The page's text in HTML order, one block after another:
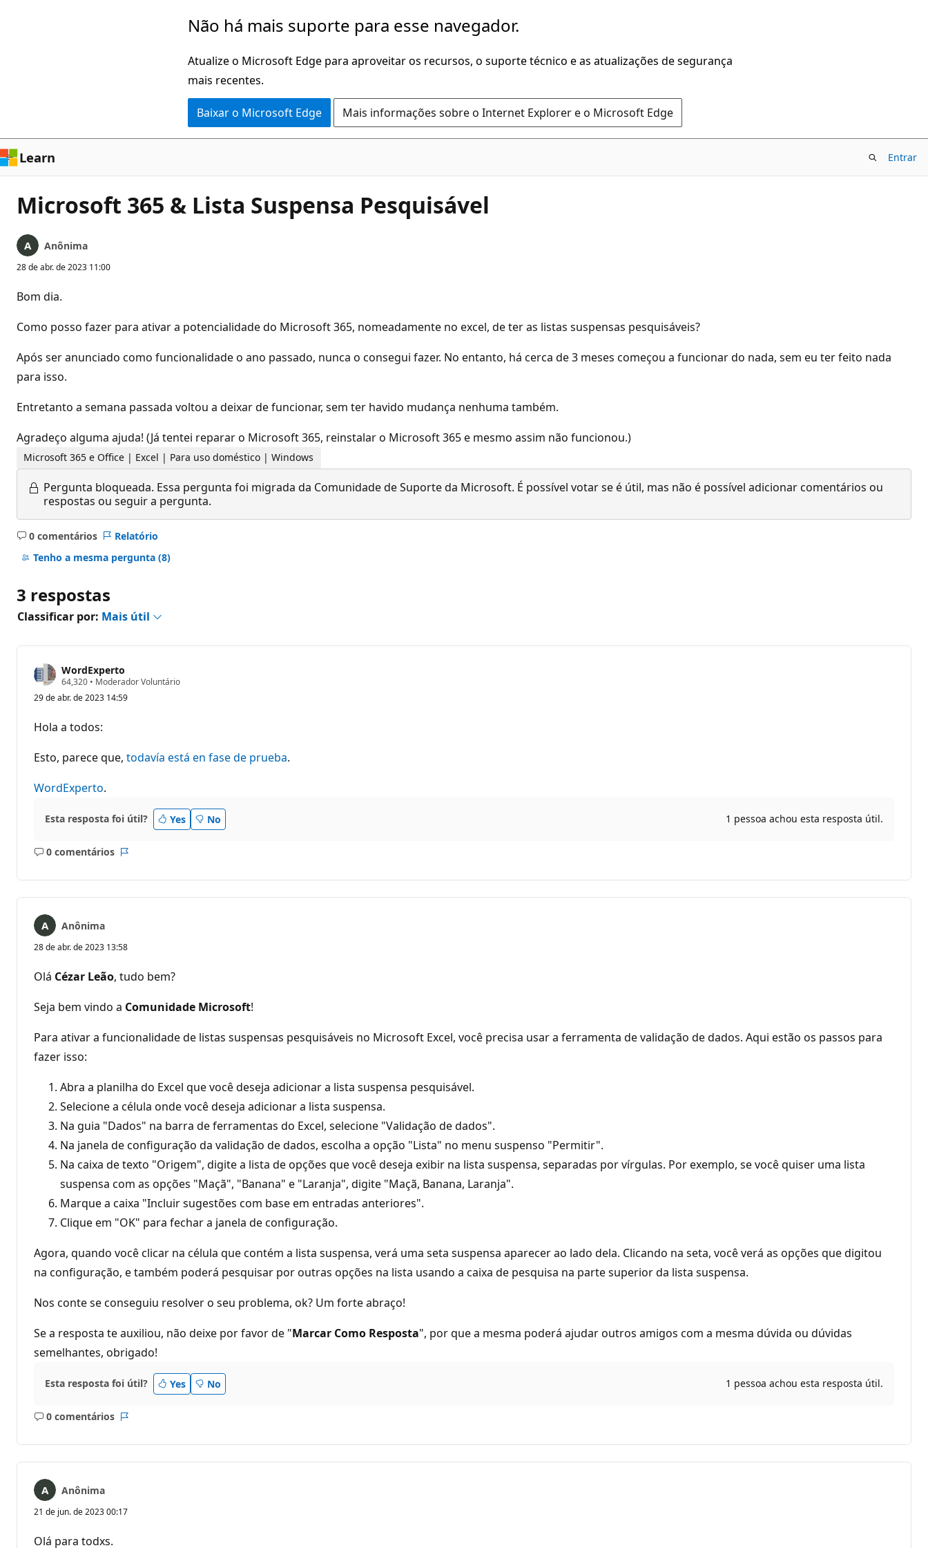
Não há mais suporte para esse navegador.
Atualize o Microsoft Edge para aproveitar os recursos, o suporte técnico e as atualizações de segurança
mais recentes.
Baixar o Microsoft Edge Mais informações sobre o Internet Explorer e o Microsoft Edge
Learn Entrar
Microsoft 365 & Lista Suspensa Pesquisável
Anônima
28 de abr. de 2023 11:00
Bom dia.
Como posso fazer para ativar a potencialidade do Microsoft 365, nomeadamente no excel, de ter as listas suspensas pesquisáveis?
Após ser anunciado como funcionalidade o ano passado, nunca o consegui fazer. No entanto, há cerca de 3 meses começou a funcionar do nada, sem eu ter feito nada
para isso.
Entretanto a semana passada voltou a deixar de funcionar, sem ter havido mudança nenhuma também.
Agradeço alguma ajuda! (Já tentei reparar o Microsoft 365, reinstalar o Microsoft 365 e mesmo assim não funcionou.)
Microsoft 365 e Office | Excel | Para uso doméstico | Windows
Pergunta bloqueada. Essa pergunta foi migrada da Comunidade de Suporte da Microsoft. É possível votar se é útil, mas não é possível adicionar comentários ou
respostas ou seguir a pergunta.
0 comentários
Sem
comentários
Relatório
Tenho a mesma pergunta (8)
3 respostas
Classificar por: Mais útil
WordExperto
64,320 P
n
o
s
e
r
p
u
a
ç
o
• Moderador Voluntário
29 de abr. de 2023 14:59
Hola a todos:
Esto, parece que, todavía está en fase de prueba.
WordExperto.
Esta resposta foi útil? Yes No 1 pessoa achou esta resposta útil.
0 comentários
Sem
Anônima
28 de abr. de 2023 13:58
Olá Cézar Leão, tudo bem?
Seja bem vindo a Comunidade Microsoft!
Para ativar a funcionalidade de listas suspensas pesquisáveis no Microsoft Excel, você precisa usar a ferramenta de validação de dados. Aqui estão os passos para
fazer isso:
Abra a planilha do Excel que você deseja adicionar a lista suspensa pesquisável.
Selecione a célula onde você deseja adicionar a lista suspensa.
Na guia "Dados" na barra de ferramentas do Excel, selecione "Validação de dados".
Na janela de configuração da validação de dados, escolha a opção "Lista" no menu suspenso "Permitir".
Na caixa de texto "Origem", digite a lista de opções que você deseja exibir na lista suspensa, separadas por vírgulas. Por exemplo, se você quiser uma lista
suspensa com as opções "Maçã", "Banana" e "Laranja", digite "Maçã, Banana, Laranja".
Marque a caixa "Incluir sugestões com base em entradas anteriores".
Clique em "OK" para fechar a janela de configuração.
Agora, quando você clicar na célula que contém a lista suspensa, verá uma seta suspensa aparecer ao lado dela. Clicando na seta, você verá as opções que digitou
na configuração, e também poderá pesquisar por outras opções na lista usando a caixa de pesquisa na parte superior da lista suspensa.
Nos conte se conseguiu resolver o seu problema, ok? Um forte abraço!
Se a resposta te auxiliou, não deixe por favor de "Marcar Como Resposta", por que a mesma poderá ajudar outros amigos com a mesma dúvida ou dúvidas
semelhantes, obrigado!
Esta resposta foi útil? Yes No 1 pessoa achou esta resposta útil.
0 comentários
Sem
Anônima
21 de jun. de 2023 00:17
Olá para todxs.